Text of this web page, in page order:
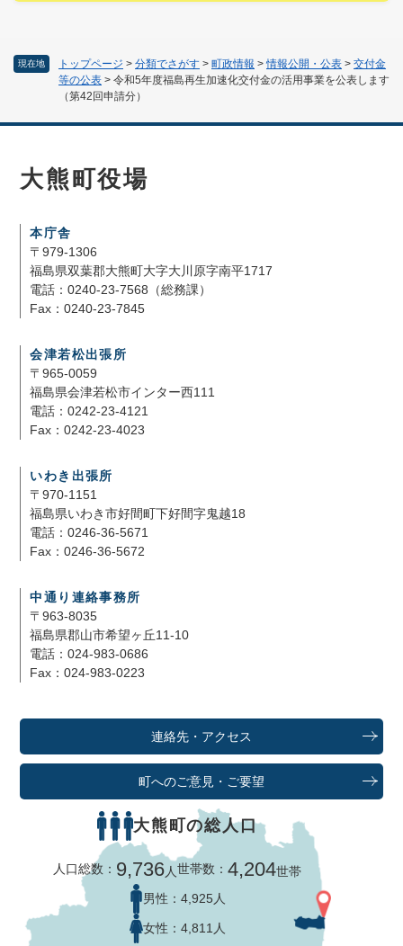
現在地 トップページ > 分類でさがす > 町政情報 >情報公開・公表 > 交付金
等の公表 > 令和5年度福島再生加速化交付金の活用事業を公表します
（第42回申請分）
大熊町役場
本庁舎
〒979-1306
福島県双葉郡大熊町大字大川原字南平1717
電話：0240-23-7568（総務課）
Fax：0240-23-7845
会津若松出張所
〒965-0059
福島県会津若松市インター西111
電話：0242-23-4121
Fax：0242-23-4023
いわき出張所
〒970-1151
福島県いわき市好間町下好間字鬼越18
電話：0246-36-5671
Fax：0246-36-5672
中通り連絡事務所
〒963-8035
福島県郡山市希望ヶ丘11-10
電話：024-983-0686
Fax：024-983-0223
連絡先・アクセス
町へのご意見・ご要望
大熊町の総人口
人口総数： 9,736人世帯数：4,204世帯
男性： 4,925人
女性： 4,811人